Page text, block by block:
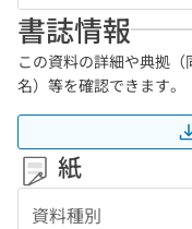
書誌情報
この資料の詳細や典拠
名）等を確認できます。
紙
資料種別